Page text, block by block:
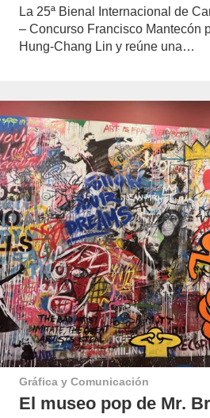
La 25ª Bienal Internacional de
– Concurso Francisco Mantecón
Hung-Chang Lin y reúne una…
Gráfica y Comunicación
El museo pop de Mr.